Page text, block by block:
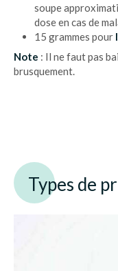
soupe
dose en cas de
15 grammes pour
Note : Il ne faut pas
brusquement.
Types de